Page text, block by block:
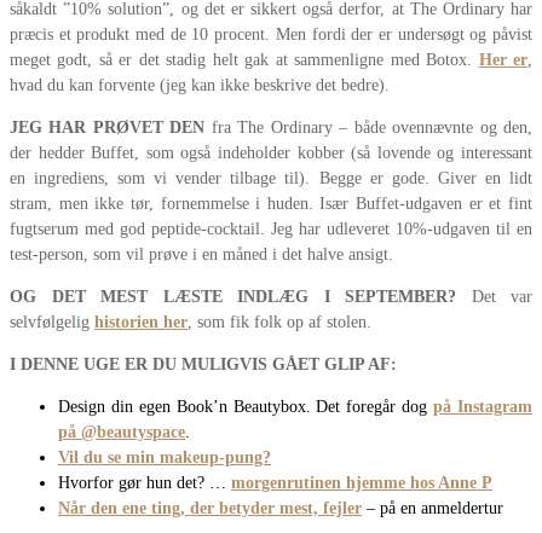
såkaldt ”10% solution”, og det er sikkert også derfor, at The Ordinary har
præcis et produkt med de 10 procent. Men fordi der er undersøgt og påvist
meget godt, så er det stadig helt gak at sammenligne med Botox. Her er,
hvad du kan forvente (jeg kan ikke beskrive det bedre).
JEG HAR PRØVET DEN fra The Ordinary – både ovennævnte og den,
der hedder Buffet, som også indeholder kobber (så lovende og interessant
en ingrediens, som vi vender tilbage til). Begge er gode. Giver en lidt
stram, men ikke tør, fornemmelse i huden. Især Buffet-udgaven er et fint
fugtserum med god peptide-cocktail. Jeg har udleveret 10%-udgaven til en
test-person, som vil prøve i en måned i det halve ansigt.
OG DET MEST LÆSTE INDLÆG I SEPTEMBER? Det var
selvfølgelig historien her, som fik folk op af stolen.
I DENNE UGE ER DU MULIGVIS GÅET GLIP AF:
Design din egen Book’n Beautybox. Det foregår dogpå Instagram
på @beautyspace.
Vil du se min makeup-pung?
Hvorfor gør hun det? … morgenrutinen hjemme hos Anne P
Når den ene ting, der betyder mest, fejler – på en anmeldertur